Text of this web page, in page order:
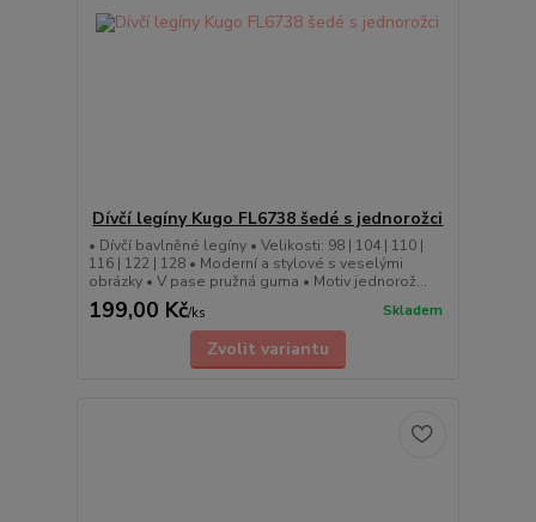
Dívčí legíny Kugo FL6738 šedé s jednorožci
• Dívčí bavlněné legíny • Velikosti: 98 | 104 | 110 |
116 | 122 | 128 • Moderní a stylové s veselými
obrázky • V pase pružná guma • Motiv jednorož...
199,00 Kč/ks Skladem
Zvolit variantu